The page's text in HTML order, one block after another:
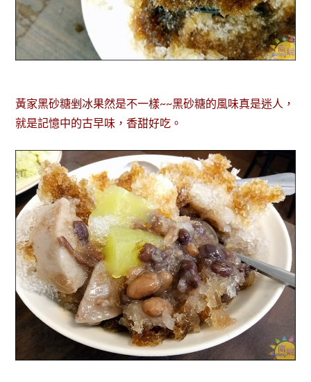
黃家黑砂糖剉冰果然是不一樣~~黑砂糖的風味真是迷人，
就是記憶中的古早味，香甜好吃。